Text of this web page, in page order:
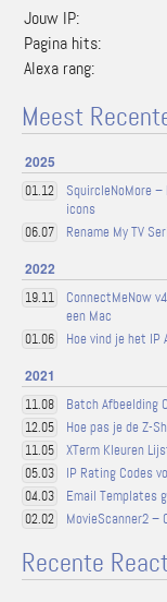
Jouw IP:
Pagina hits:
Alexa rang:
Meest
2025
01.12
SquircleNoMore
icons
06.07 Rename My TV
2022
19.11
ConnectMeNow
een Mac
01.06 Hoe vind je het IP
2021
11.08 Batch Afbeelding
12.05 Hoe pas je de Z-
11.05 XTerm Kleuren
05.03 IP Rating Codes
04.03 Email Templates
02.02 MovieScanner2 –
Recente